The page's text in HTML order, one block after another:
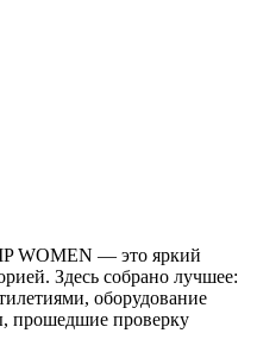
WOMEN — это яркий
Здесь собрано лучшее:
оборудование
прошедшие проверку